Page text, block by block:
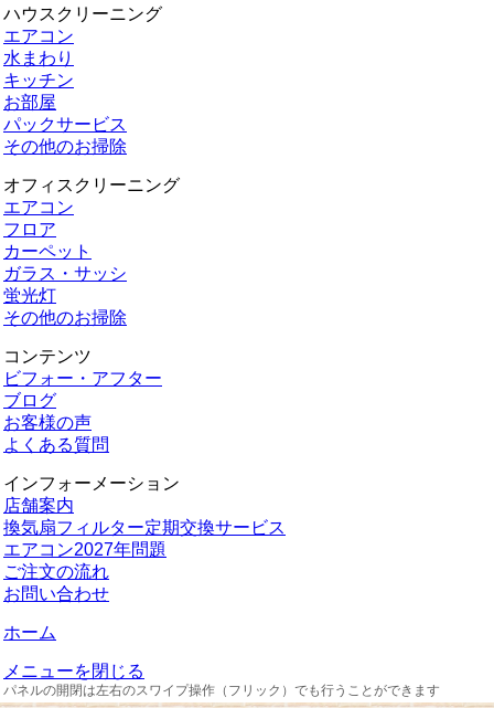
ハウスクリーニング
エアコン
水まわり
キッチン
お部屋
パックサービス
その他のお掃除
オフィスクリーニング
エアコン
フロア
カーペット
ガラス・サッシ
蛍光灯
その他のお掃除
コンテンツ
ビフォー・アフター
ブログ
お客様の声
よくある質問
インフォーメーション
店舗案内
換気扇フィルター定期交換サービス
エアコン2027年問題
ご注文の流れ
お問い合わせ
ホーム
メニューを閉じる
パネルの開閉は左右のスワイプ操作（フリック）でも行うことができます